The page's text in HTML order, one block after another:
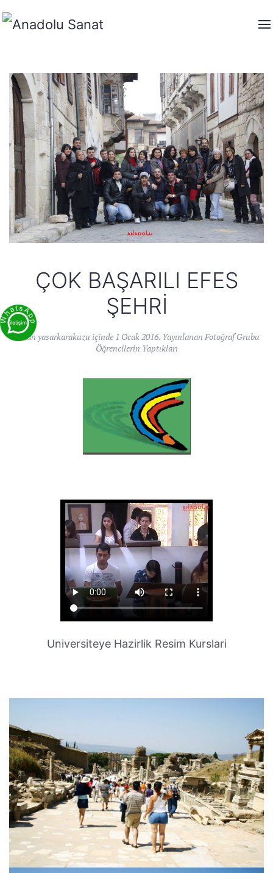
ÇOK BAŞARILI EFES
ŞEHRI
Yazan yasarkarakuzu içinde 1 Ocak 2016. Yayınlanan Fotoğraf Grubu
Öğrencilerin Yaptıkları
Universiteye Hazirlik Resim Kurslari